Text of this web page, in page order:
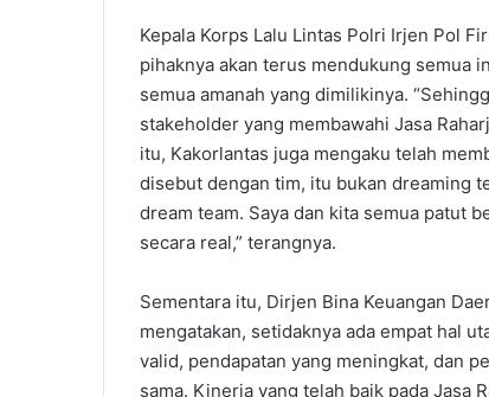
Kepala Korps Lalu Lintas Polri Irjen Pol
pihaknya akan terus mendukung semua
semua amanah yang dimilikinya.
stakeholder yang membawahi Jasa
itu, Kakorlantas juga mengaku telah
disebut dengan tim, itu bukan dreaming
dream team. Saya dan kita semua patut
secara real,” terangnya.
Sementara itu, Dirjen Bina Keuangan
mengatakan, setidaknya ada empat hal
valid, pendapatan yang meningkat, dan
sama. Kinerja yang telah baik pada Jasa